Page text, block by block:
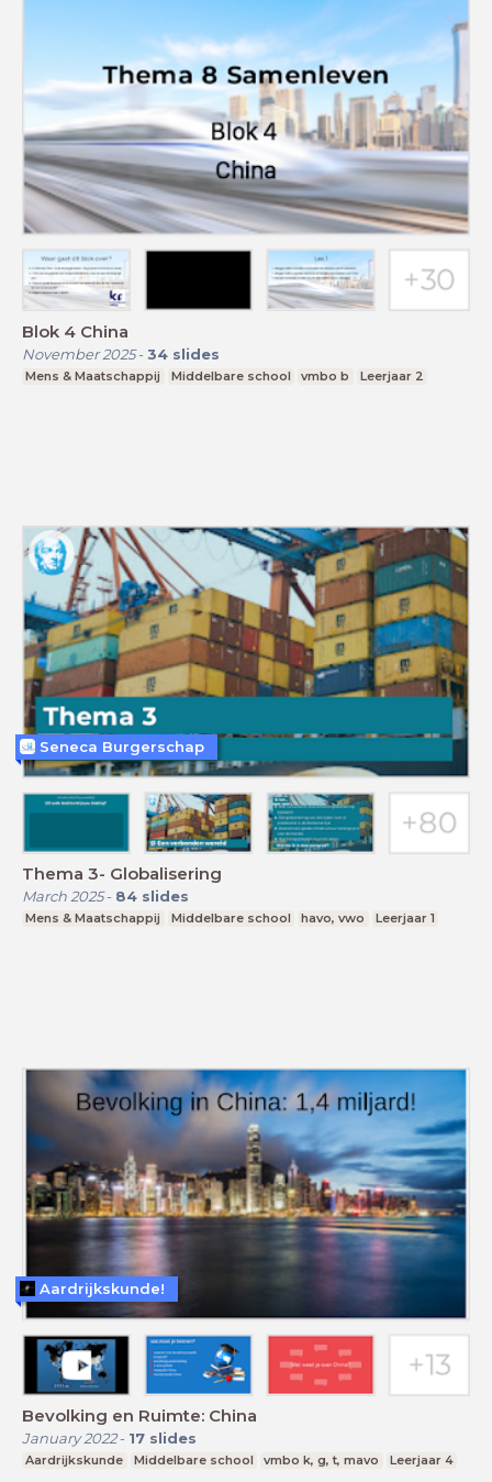
Blok 4 China
November 2025- 34 slides
Mens & Maatschappij Middelbare school vmbo b Leerjaar 2
Thema 3- Globalisering
March 2025- 84 slides
Mens & Maatschappij Middelbare school havo, vwo Leerjaar 1
Seneca Burgerschap
Bevolking en Ruimte: China
January 2022- 17 slides
Aardrijkskunde Middelbare school vmbo k, g, t, mavo Leerjaar 4
Aardrijkskunde!